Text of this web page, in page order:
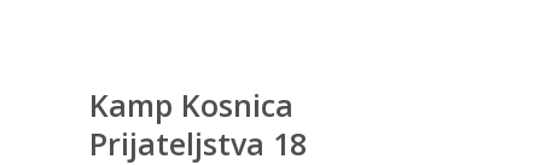
Kamp Kosnica
Prijateljstva 18